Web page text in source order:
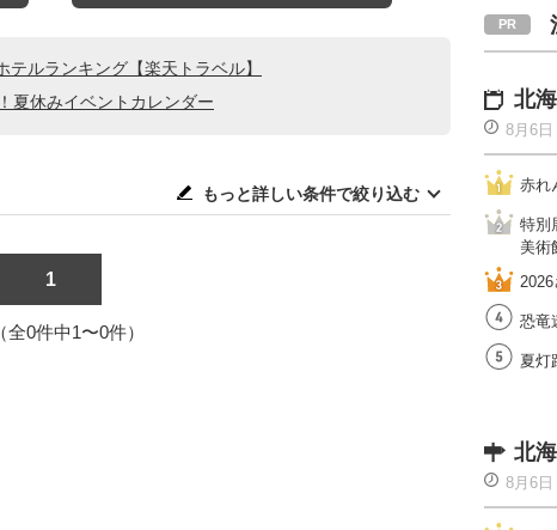
ルランキング【楽天トラベル】
夏休みイベントカレンダー
もっと詳しい条件で絞り込む
1
全0件中1〜0件）
北
8月6日
赤れ
特別
美術
恐竜
夏灯
北
8月6日